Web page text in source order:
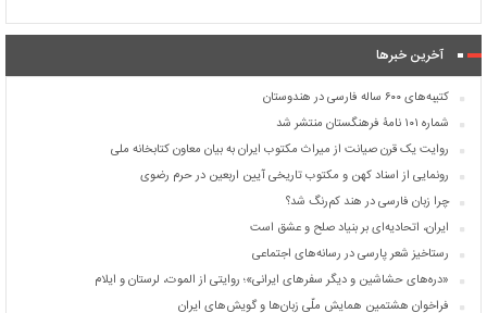
آخرین خبرها
کتیبه‌های ۶۰۰ ساله فارسی در هندوستان
شماره ۱۰۱ نامۀ فرهنگستان منتشر شد
روایت یک قرن صیانت از میراث مکتوب ایران به بیان معاون کتابخانه ملی
رونمایی از اسناد کهن و مکتوب تاریخی آیین اربعین در حرم رضوی
چرا زبان فارسی در هند کم‌رنگ شد؟
ایران، اتحادیه‌ای بر بنیاد صلح و عشق است
رستاخیز شعر پارسی در رسانه‌های اجتماعی
«دره‌های حشاشین و دیگر سفرهای ایرانی»؛ روایتی از الموت، لرستان و ایلام
فراخوان هشتمین همایش ملّی زبان‌ها و گویش‌های ایران